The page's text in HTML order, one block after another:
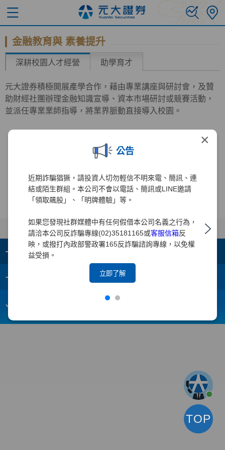
×
公告
近期詐騙猖獗，請投資人切勿輕信不明來電、簡訊、連
結或陌生群組。本公司不會以電話、簡訊或LINE邀請
「領取飆股」、「明牌體驗」等。
如果您發現社群媒體中有任何假借本公司名義之行為，
請洽本公司反詐騙專線(02)35181165或客服信箱反
映，或撥打內政部警政署165反詐騙諮詢專線，以免權
益受損。
立即了解
金融教育與 素養提升
深耕校園人才經營 助學育才
元大證券積極開展產學合作，藉由專業講座與研討會，及贊
助財經社團辦理金融知識宣導、資本市場研討或競賽活動，
並派任專業業師指導，將業界脈動直接導入校園。
+ 集團成員
+
webmaster@yuanta.com
TOP